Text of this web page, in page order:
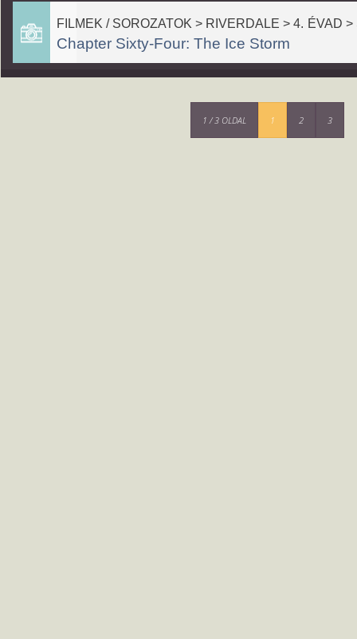
FILMEK / SOROZATOK > RIVERDALE > 4. ÉVAD
Chapter Sixty-Four: The Ice Storm
1 / 3 OLDAL 1 2 3